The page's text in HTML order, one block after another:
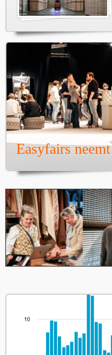
Easyfairs